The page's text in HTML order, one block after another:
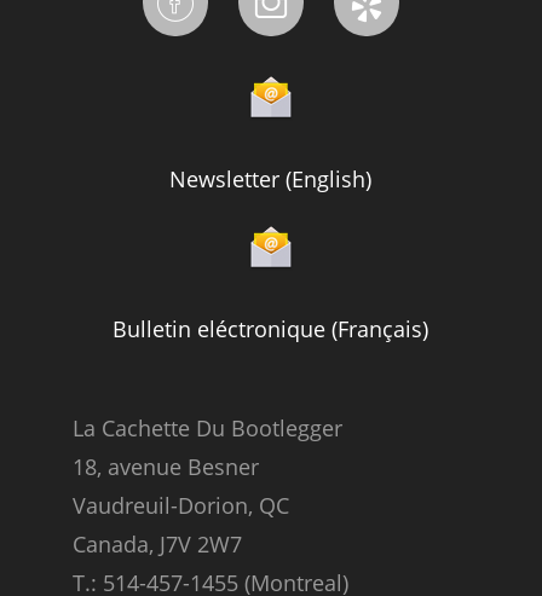
Newsletter (English)
Bulletin eléctronique (Français)
La Cachette Du Bootlegger
18, avenue Besner
Vaudreuil-Dorion, QC
Canada, J7V 2W7
T.: 514-457-1455 (Montreal)